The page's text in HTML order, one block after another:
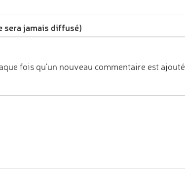
jamais diffusé)
fois qu'un nouveau commentaire est ajouté